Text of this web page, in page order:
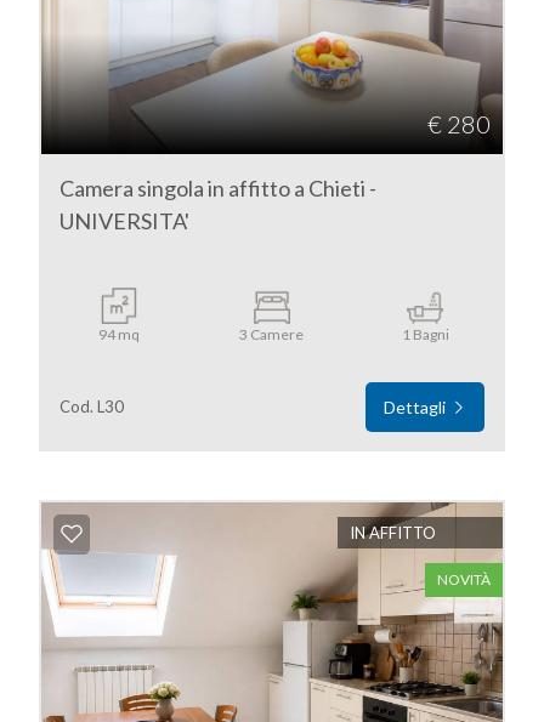
€ 280
Camera singola in affitto a Chieti -
UNIVERSITA'
94 mq 3 Camere 1 Bagni
Cod. L30 Dettagli
IN AFFITTO
NOVITÀ
4
2
3